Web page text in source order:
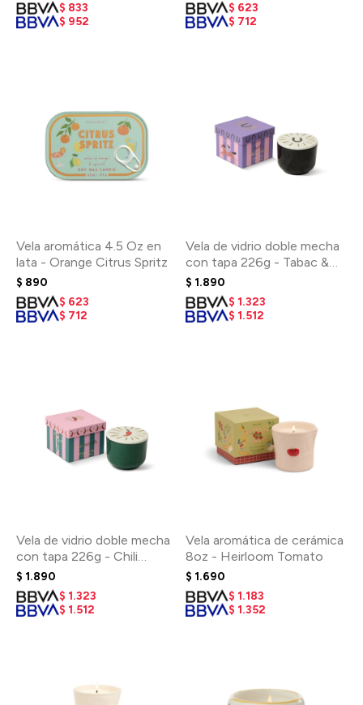
$ 833
$ 952
$ 623
$ 712
Vela aromática 4.5 Oz en
lata - Orange Citrus Spritz
$ 890
$ 623
$ 712
Vela de vidrio doble mecha
con tapa 226g - Tabac &
Pine
$ 1.890
$ 1.323
$ 1.512
Vela de vidrio doble mecha
con tapa 226g - Chili
Pepper & Mango
$ 1.890
$ 1.323
$ 1.512
Vela aromática de cerámica
8oz - Heirloom Tomato
$ 1.690
$ 1.183
$ 1.352